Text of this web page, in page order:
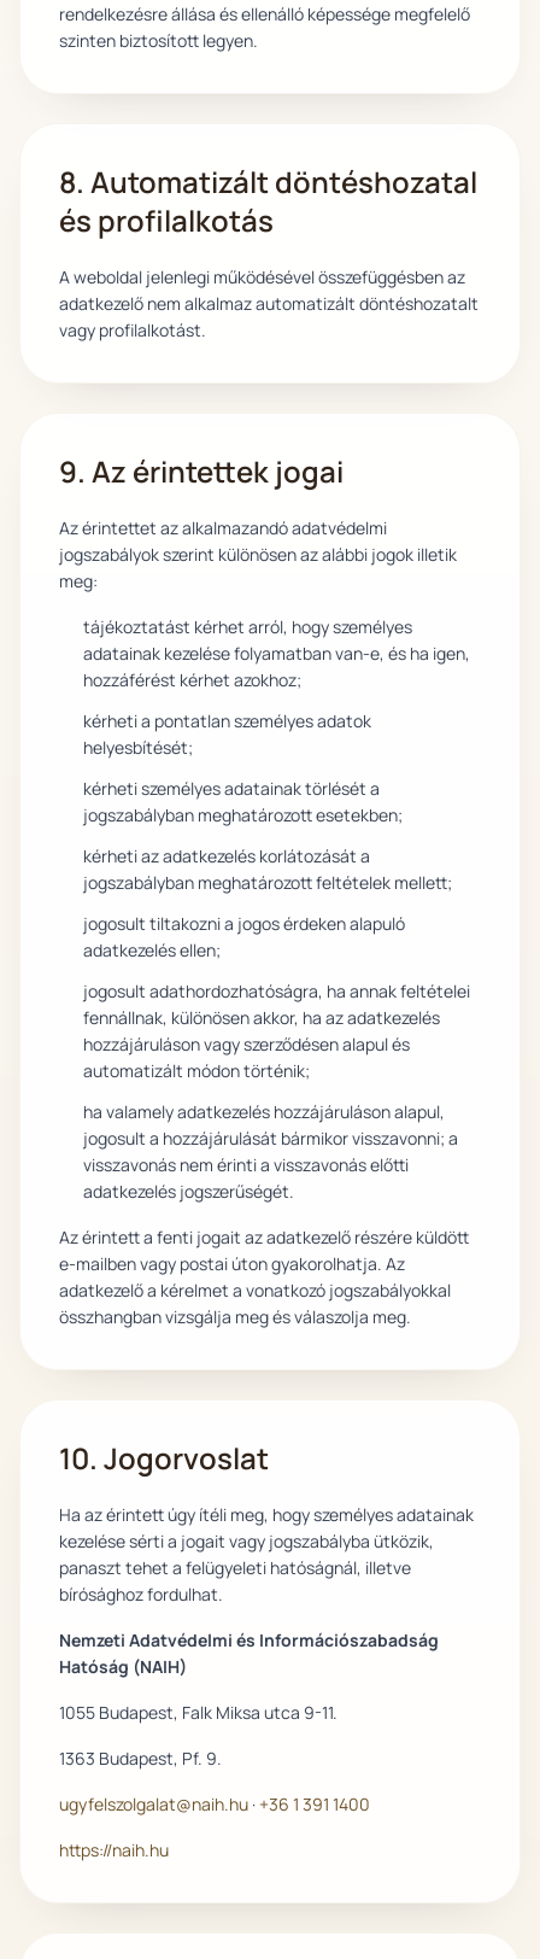
rendelkezésre állása és ellenálló képessége megfelelő
szinten biztosított legyen.
8. Automatizált döntéshozatal
és profilalkotás
A weboldal jelenlegi működésével összefüggésben az
adatkezelő nem alkalmaz automatizált döntéshozatalt
vagy profilalkotást.
9. Az érintettek jogai
Az érintettet az alkalmazandó adatvédelmi
jogszabályok szerint különösen az alábbi jogok illetik
meg:
tájékoztatást kérhet arról, hogy személyes
adatainak kezelése folyamatban van-e, és ha igen,
hozzáférést kérhet azokhoz;
kérheti a pontatlan személyes adatok
helyesbítését;
kérheti személyes adatainak törlését a
jogszabályban meghatározott esetekben;
kérheti az adatkezelés korlátozását a
jogszabályban meghatározott feltételek mellett;
jogosult tiltakozni a jogos érdeken alapuló
adatkezelés ellen;
jogosult adathordozhatóságra, ha annak feltételei
fennállnak, különösen akkor, ha az adatkezelés
hozzájáruláson vagy szerződésen alapul és
automatizált módon történik;
ha valamely adatkezelés hozzájáruláson alapul,
jogosult a hozzájárulását bármikor visszavonni; a
visszavonás nem érinti a visszavonás előtti
adatkezelés jogszerűségét.
Az érintett a fenti jogait az adatkezelő részére küldött
e-mailben vagy postai úton gyakorolhatja. Az
adatkezelő a kérelmet a vonatkozó jogszabályokkal
összhangban vizsgálja meg és válaszolja meg.
10. Jogorvoslat
Ha az érintett úgy ítéli meg, hogy személyes adatainak
kezelése sérti a jogait vagy jogszabályba ütközik,
panaszt tehet a felügyeleti hatóságnál, illetve
bírósághoz fordulhat.
Nemzeti Adatvédelmi és Információszabadság
Hatóság (NAIH)
1055 Budapest, Falk Miksa utca 9-11.
1363 Budapest, Pf. 9.
ugyfelszolgalat@naih.hu · +36 1 391 1400
https://naih.hu